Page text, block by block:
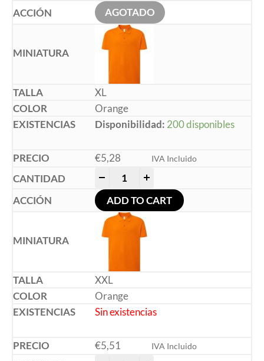
AGOTADO
XL
Orange
Disponibilidad: 200 disponibles
€5,28 IVA Incluido
ADD TO CART
XXL
Orange
Sin existencias
€5,51 IVA Incluido